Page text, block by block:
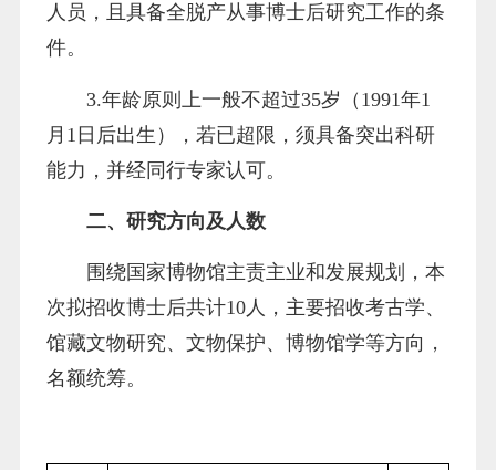
人员，且具备全脱产从事博士后研究工作的条
件。
3.年龄原则上一般不超过35岁（1991年1
月1日后出生），若已超限，须具备突出科研
能力，并经同行专家认可。
二、研究方向及人数
围绕国家博物馆主责主业和发展规划，本
次拟招收博士后共计10人，主要招收考古学、
馆藏文物研究、文物保护、博物馆学等方向，
名额统筹。